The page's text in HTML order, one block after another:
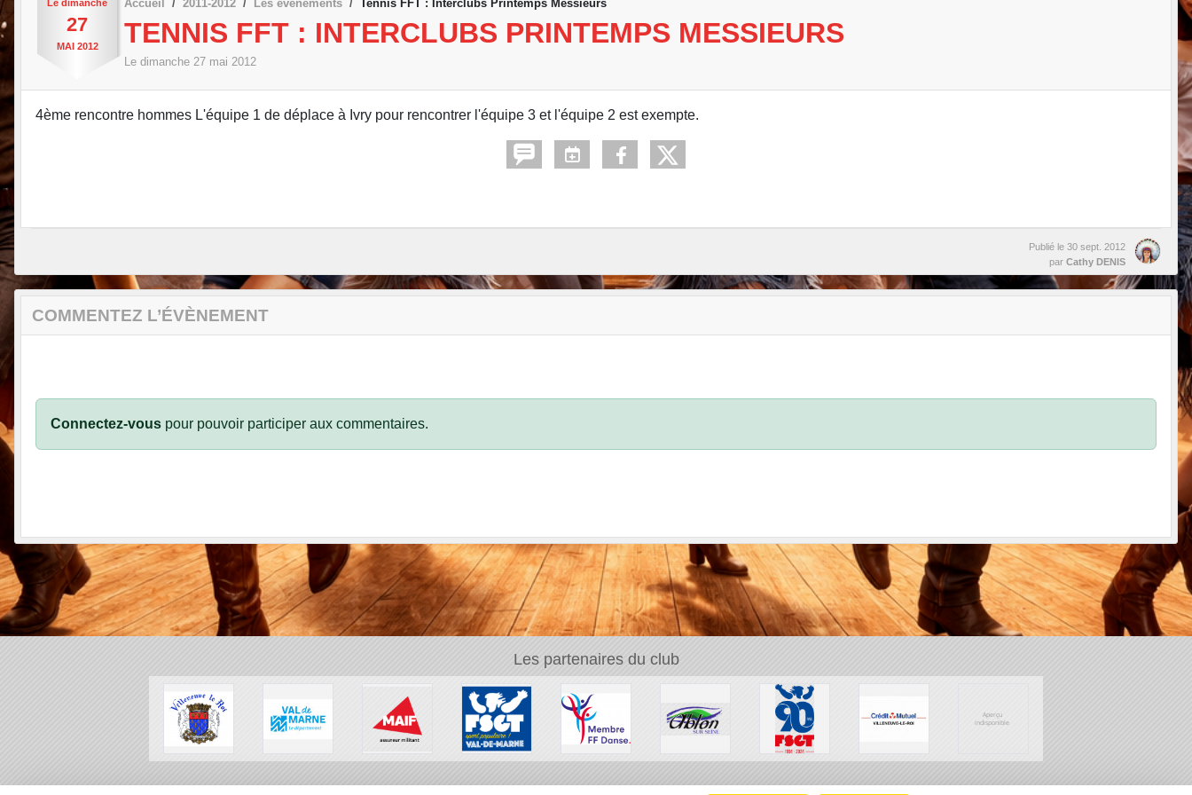
Le dimanche
27
MAI 2012
Accueil 2011-2012 Les évènements Tennis FFT : Interclubs Printemps Messieurs
TENNIS FFT : INTERCLUBS PRINTEMPS MESSIEURS
Le dimanche 27 mai 2012
4ème rencontre hommes L'équipe 1 de déplace à Ivry pour rencontrer l'équipe 3 et l'équipe 2 est exempte.
Publié le 30 sept. 2012
par Cathy DENIS
COMMENTEZ L’ÉVÈNEMENT
Connectez-vous pour pouvoir participer aux commentaires.
Les partenaires du club